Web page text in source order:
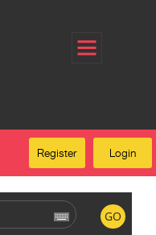
Login
Register
GO